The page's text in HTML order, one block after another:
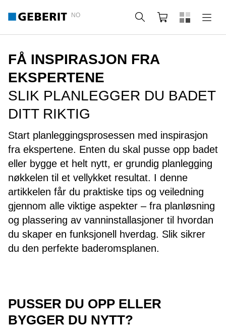
NO Søk Handlekurv
FÅ INSPIRASJON FRA
EKSPERTENE
SLIK PLANLEGGER DU BADET
DITT RIKTIG
Start planleggingsprosessen med inspirasjon
fra ekspertene. Enten du skal pusse opp badet
eller bygge et helt nytt, er grundig planlegging
nøkkelen til et vellykket resultat. I denne
artikkelen får du praktiske tips og veiledning
gjennom alle viktige aspekter – fra planløsning
og plassering av vanninstallasjoner til hvordan
du skaper en funksjonell hverdag. Slik sikrer
du den perfekte baderomsplanen.
PUSSER DU OPP ELLER
BYGGER DU NYTT?